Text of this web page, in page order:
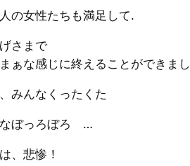
の女性たちも満足して.
さまで
ぁな感じに終えることができま
みんなくったくた
ぼっろぼろ …
、悲惨！